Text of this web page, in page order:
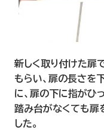
新しく取り付けた扉
もらい、扉の長さを
に、扉の下に指がひ
踏み台がなくても扉
した。